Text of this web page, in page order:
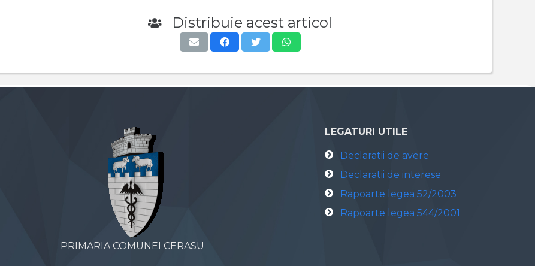
Distribuie acest articol
PRIMARIA COMUNEI CERASU
LEGATURI UTILE
Declaratii de avere
Declaratii de interese
Rapoarte legea 52/2003
Rapoarte legea 544/2001